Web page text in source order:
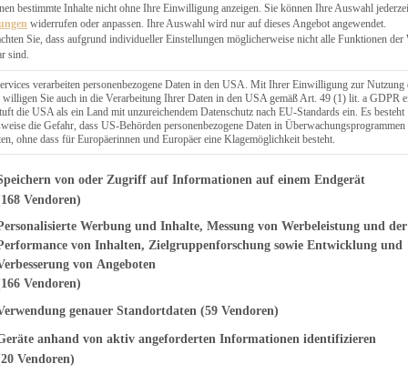
Suche
mit Skyr-
bestimmte Inhalte nicht ohne Ihre Einwilligung anzeigen. Sie können Ihre Auswahl
widerrufen oder anpassen. Ihre Auswahl wird nur auf dieses Angebot angewendet.
Sie, dass aufgrund individueller Einstellungen möglicherweise nicht alle Funktionen der
sind.
verarbeiten personenbezogene Daten in den USA. Mit Ihrer Einwilligung zur Nutzung
willigen Sie auch in die Verarbeitung Ihrer Daten in den USA gemäß Art. 49 (1) lit. a GDPR
die USA als ein Land mit unzureichendem Datenschutz nach EU-Standards ein. Es besteht
die Gefahr, dass US-Behörden personenbezogene Daten in Überwachungsprogrammen
ohne dass für Europäerinnen und Europäer eine Klagemöglichkeit besteht.
finden Sie eine Liste der Zwecke des IAB Transparency and
von oder Zugriff auf Informationen auf einem Endgerät
Vendoren)
Werbung und Inhalte, Messung von Werbeleistung und der
von Inhalten, Zielgruppenforschung sowie Entwicklung und
von Angeboten
Vendoren)
genauer Standortdaten (59 Vendoren)
anhand von aktiv angeforderten Informationen identifizieren
Vendoren)